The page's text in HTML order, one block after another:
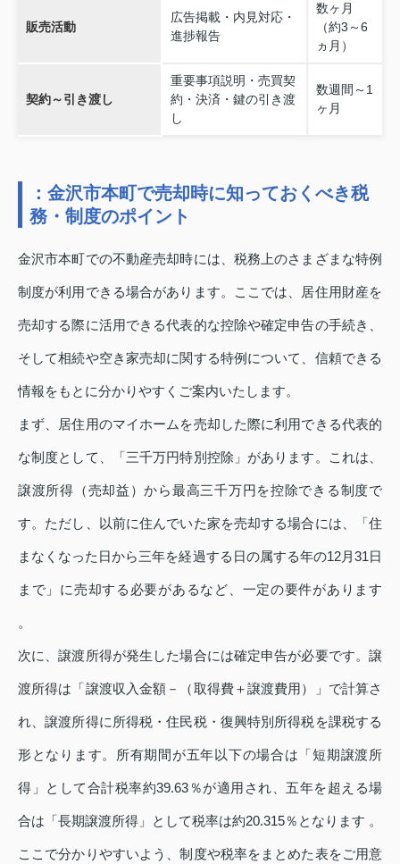
販売活動
広告掲載・内見対応・
進捗報告
数ヶ月
（約3～6
ヵ月）
契約～引き渡し
重要事項説明・売買契
約・決済・鍵の引き渡
し
数週間～1
ヶ月
：金沢市本町で売却時に知っておくべき税
務・制度のポイント
金沢市本町での不動産売却時には、税務上のさまざまな特例
制度が利用できる場合があります。ここでは、居住用財産を
売却する際に活用できる代表的な控除や確定申告の手続き、
そして相続や空き家売却に関する特例について、信頼できる
情報をもとに分かりやすくご案内いたします。
まず、居住用のマイホームを売却した際に利用できる代表的
な制度として、「三千万円特別控除」があります。これは、
譲渡所得（売却益）から最高三千万円を控除できる制度で
す。ただし、以前に住んでいた家を売却する場合には、「住
まなくなった日から三年を経過する日の属する年の12月31日
まで」に売却する必要があるなど、一定の要件があります
。
次に、譲渡所得が発生した場合には確定申告が必要です。譲
渡所得は「譲渡収入金額－（取得費＋譲渡費用）」で計算さ
れ、譲渡所得に所得税・住民税・復興特別所得税を課税する
形となります。所有期間が五年以下の場合は「短期譲渡所
得」として合計税率約39.63％が適用され、五年を超える場
合は「長期譲渡所得」として税率は約20.315％となります 。
ここで分かりやすいよう、制度や税率をまとめた表をご用意